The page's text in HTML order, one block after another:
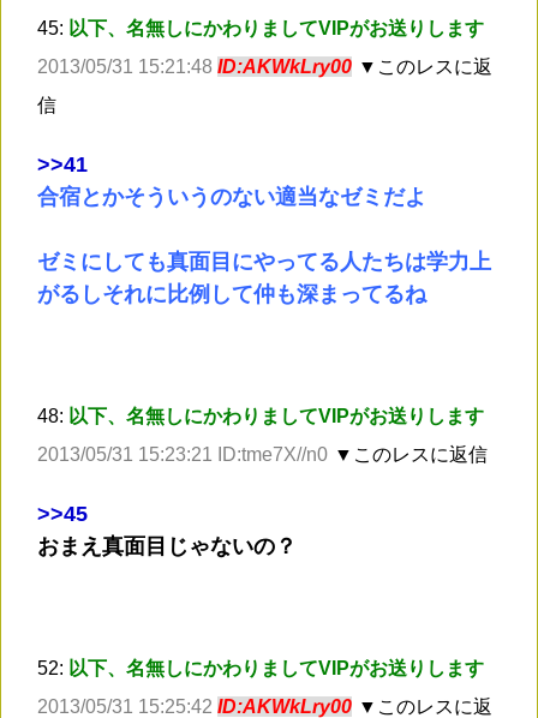
45: 以下、名無しにかわりましてVIPがお送りします
2013/05/31 15:21:48 ID:AKWkLry00 ▼このレスに返
信
>>41
合宿とかそういうのない適当なゼミだよ
ゼミにしても真面目にやってる人たちは学力上
がるしそれに比例して仲も深まってるね
48: 以下、名無しにかわりましてVIPがお送りします
2013/05/31 15:23:21 ID:tme7X//n0 ▼このレスに返信
>>45
おまえ真面目じゃないの？
52: 以下、名無しにかわりましてVIPがお送りします
2013/05/31 15:25:42 ID:AKWkLry00 ▼このレスに返